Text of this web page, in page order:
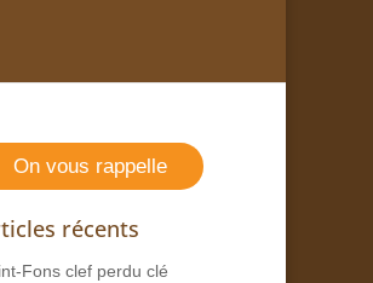
On vous rappelle
récents
Fons clef perdu clé